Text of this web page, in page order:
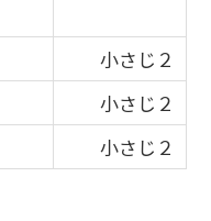
小さじ２
小さじ２
小さじ２